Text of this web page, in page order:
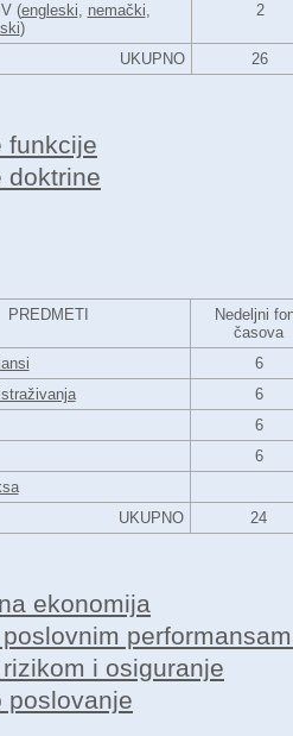
(engleski, nemački,
)
2
UKUPNO 26
funkcije
doktrine
PREDMETI
Nedeljni
časova
6
6
6
6
UKUPNO
24
ekonomija
i osiguranje
poslovanje